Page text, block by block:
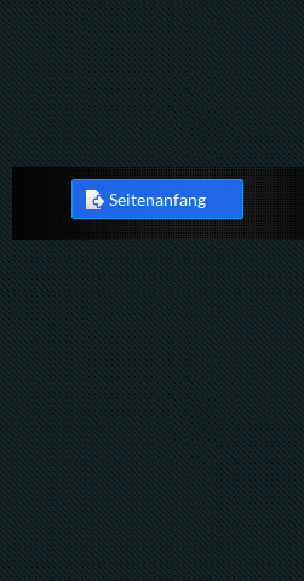
Seitenanfang